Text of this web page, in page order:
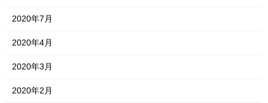
2020年7月
2020年4月
2020年3月
2020年2月